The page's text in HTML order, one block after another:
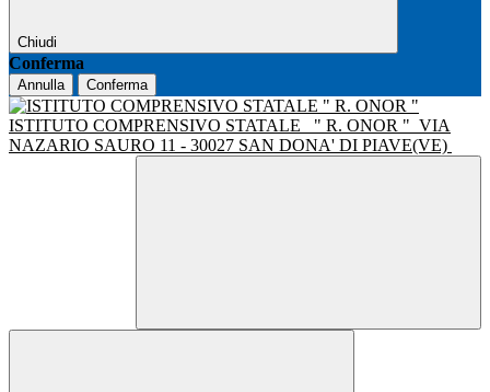
Chiudi
Conferma
Annulla Conferma
ISTITUTO COMPRENSIVO STATALE " R. ONOR " VIA
NAZARIO SAURO 11 - 30027 SAN DONA' DI PIAVE(VE)